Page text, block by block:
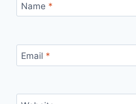
Name *
Email *